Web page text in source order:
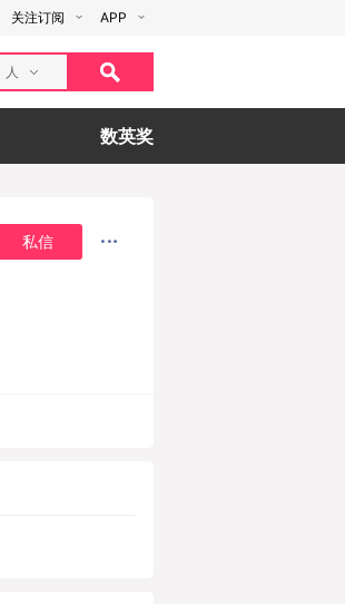
关注订阅 APP
人
数英奖
私信